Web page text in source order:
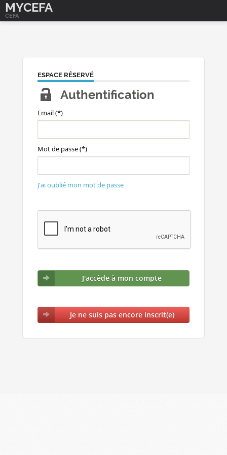
MYCEFA
CEFA
ESPACE RÉSERVÉ
Authentification
Email (*)
Mot de passe (*)
J'ai oublié mon mot de passe
J'accède à mon compte
Je ne suis pas encore inscrit(e)